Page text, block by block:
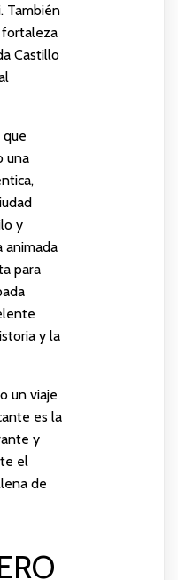
También
fortaleza
Castillo
que
una
y
animada
para
y la
un viaje
es la
y
el
de